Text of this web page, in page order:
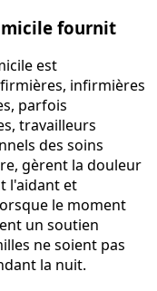
fournit
est
infirmières
parfois
travailleurs
des soins
gèrent la douleur
l'aidant et
le moment
un soutien
ne soient pas
la nuit.